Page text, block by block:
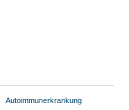
Autoimmunerkrankung